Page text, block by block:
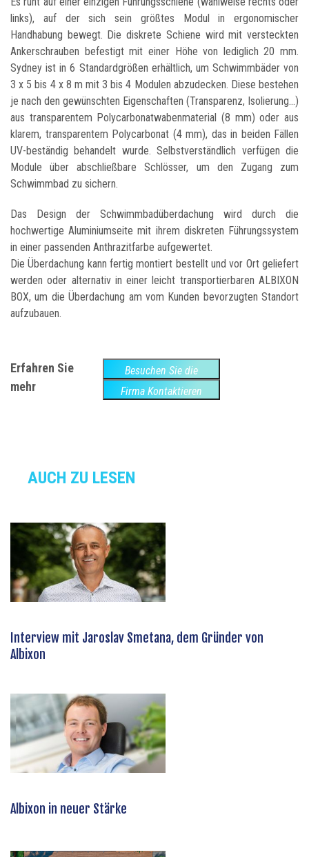
links), auf der sich sein größtes Modul in ergonomischer
Handhabung bewegt. Die diskrete Schiene wird mit versteckten
Ankerschrauben befestigt mit einer Höhe von lediglich 20 mm.
Sydney ist in 6 Standardgrößen erhältlich, um Schwimmbäder von
3 x 5 bis 4 x 8 m mit 3 bis 4 Modulen abzudecken. Diese bestehen
je nach den gewünschten Eigenschaften (Transparenz, Isolierung...)
aus transparentem Polycarbonatwabenmaterial (8 mm) oder aus
klarem, transparentem Polycarbonat (4 mm), das in beiden Fällen
UV-beständig behandelt wurde. Selbstverständlich verfügen die
Module über abschließbare Schlösser, um den Zugang zum
Schwimmbad zu sichern.
Das Design der Schwimmbadüberdachung wird durch die
hochwertige Aluminiumseite mit ihrem diskreten Führungssystem
in einer passenden Anthrazitfarbe aufgewertet.
Die Überdachung kann fertig montiert bestellt und vor Ort geliefert
werden oder alternativ in einer leicht transportierbaren ALBIXON
BOX, um die Überdachung am vom Kunden bevorzugten Standort
aufzubauen.
Erfahren Sie
mehr
Besuchen Sie die
Website
Firma Kontaktieren
AUCH ZU LESEN
Interview mit Jaroslav Smetana, dem Gründer von
Albixon
Albixon in neuer Stärke